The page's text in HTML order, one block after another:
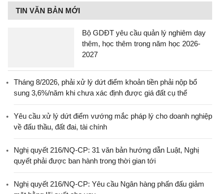
TIN VĂN BẢN MỚI
Bộ GDĐT yêu cầu quản lý nghiêm dạy
thêm, học thêm trong năm học 2026-
2027
Tháng 8/2026, phải xử lý dứt điểm khoản tiền phải nộp bổ
sung 3,6%/năm khi chưa xác định được giá đất cụ thể
Yêu cầu xử lý dứt điểm vướng mắc pháp lý cho doanh nghiệp
về đấu thầu, đất đai, tài chính
Nghị quyết 216/NQ-CP: 31 văn bản hướng dẫn Luật, Nghị
quyết phải được ban hành trong thời gian tới
Nghị quyết 216/NQ-CP: Yêu cầu Ngân hàng phấn đấu giảm